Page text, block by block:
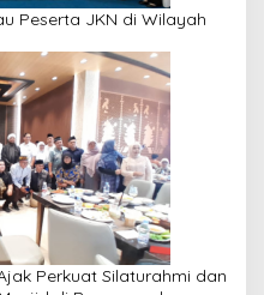
Peserta JKN di Wilayah
Perkuat Silaturahmi dan